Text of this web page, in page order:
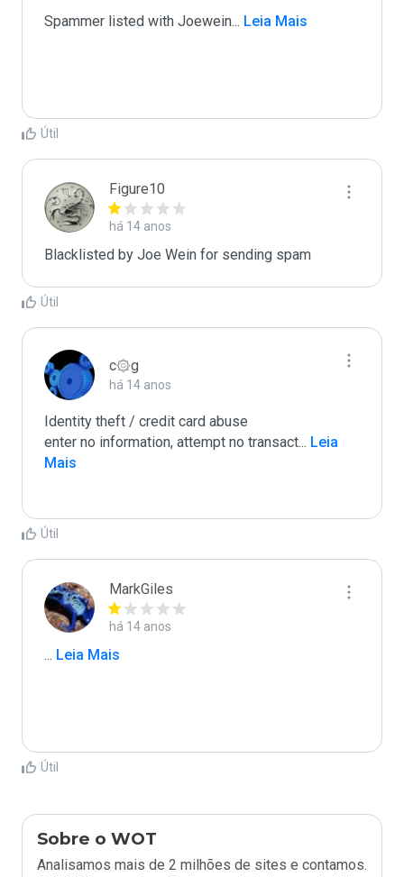
Spammer listed with Joewein ... Leia Mais
Útil
Figure10
há 14 anos
Blacklisted by Joe Wein for sending spam
Útil
c۞g
há 14 anos
Identity theft / credit card abuse
enter no information, attempt no transact... Leia
Mais
Útil
MarkGiles
há 14 anos
... Leia Mais
Útil
Sobre o WOT
Analisamos mais de 2 milhões de sites e contamos.